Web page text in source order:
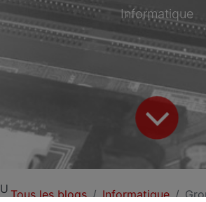
Informatique
Tous les blogs Informatique
U